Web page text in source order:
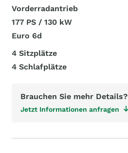
Vorderradantrieb
177 PS / 130 kW
Euro 6d
4 Sitzplätze
4 Schlafplätze
Brauchen Sie mehr Details?
Jetzt Informationen anfragen